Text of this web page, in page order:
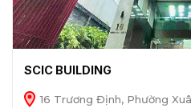
SCIC BUILDING
16 Trương Định, Phường